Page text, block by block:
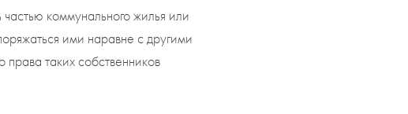
коммунального жилья или
ими наравне с другими
таких собственников